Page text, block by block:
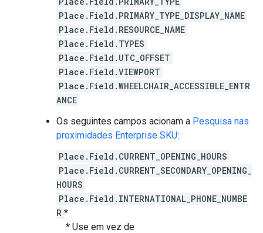
Place.Field.PRIMARY_TYPE_DISPLAY_NAME
Place.Field.RESOURCE_NAME
Place.Field.TYPES
Place.Field.UTC_OFFSET
Place.Field.VIEWPORT
Place.Field.WHEELCHAIR_ACCESSIBLE_ENTR
ANCE
Os seguintes campos acionam a Pesquisa nas
proximidades Enterprise SKU:
Place.Field.CURRENT_OPENING_HOURS
Place.Field.CURRENT_SECONDARY_OPENING_
HOURS
Place.Field.INTERNATIONAL_PHONE_NUMBE
R *
* Use em vez de